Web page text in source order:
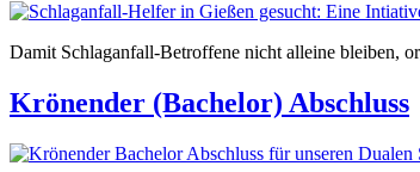
Damit Schlaganfall-Betroffene nicht alleine bleiben,
Krönender (Bachelor) Abschluss